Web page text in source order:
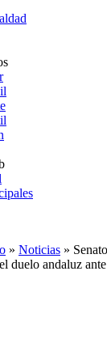
» Noticias »
duelo andaluz